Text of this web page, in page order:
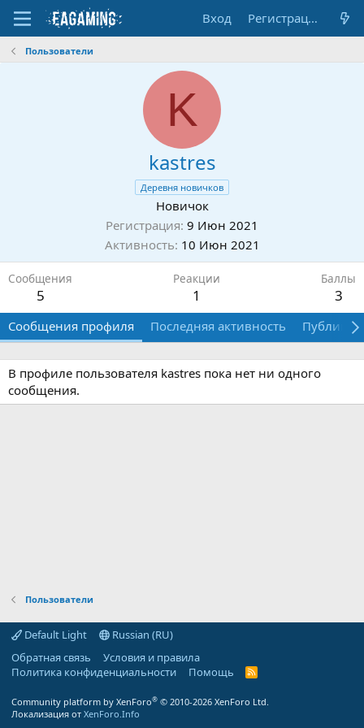
Вход Регистрация
Пользователи
K
kastres
Деревня новичков
Новичок
Регистрация 9 Июн 2021
Активность 10 Июн 2021
Сообщения
5
Реакции
1
Баллы
3
Сообщения профиля Последняя активность
В профиле пользователя kastres пока нет ни одного
сообщения.
Пользователи
Default Light
Russian (RU)
Обратная связь
Условия и правила
Политика конфиденциальности
Помощь
R
Community platform by XenForo® © 2010-2026 XenForo Ltd.
Локализация от XenForo.Info